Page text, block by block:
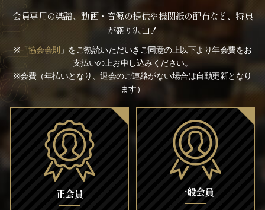
会員専用の楽譜、動画・音源の提供や機関紙の配布など、特典
が盛り沢山！
※「協会会則 」をご熟読いただいきご同意の上以下より年会費をお
支払いの上お申し込みください。
※会費（年払いとなり、退会のご連絡がない場合は自動更新となり
ます）
正会員 一般会員